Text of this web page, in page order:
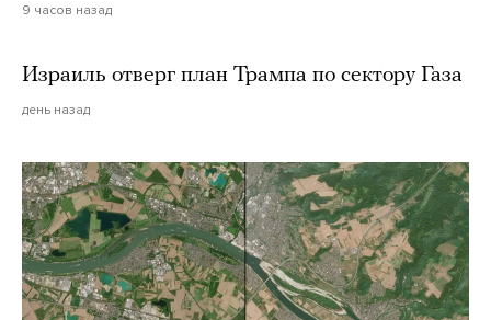
9 часов назад
Израиль отверг план Трампа по сектору Газа
день назад